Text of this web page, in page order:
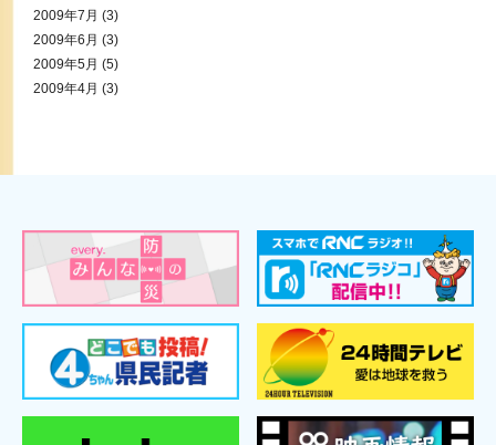
2009年7月 (3)
2009年6月 (3)
2009年5月 (5)
2009年4月 (3)